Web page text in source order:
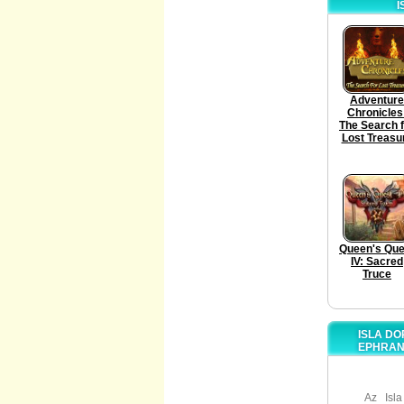
Adventure
The Search
Lost
Queen's
IV: Sacred
Truce
ISLA
Az